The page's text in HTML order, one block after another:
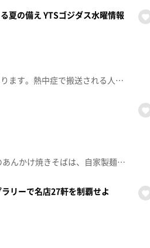
夏の備え YTSゴジダス水曜情報
これからの季節、気温や湿度の上昇により熱中症のリスクが高まります。熱中症で搬送される人の約半数は、自宅や屋内で発生しており、エアコンを適切に使用しないことも一因です。特に山形のような盆地では、日中の熱が夜になっても逃げにくく、就寝中にも注意が必要です。また、高齢者は喉の渇きや暑さを感じにくく、気づいた時には症状が進んでいる場合があります。家族や周囲の人によるこまめな見守り、水分の準備なども大切です。熱中症を防ぐためには、エアコンの適切な使用、こまめな水分補給、冷感グッズの活用など、早めの対策が重要です。もし熱中症が疑われる場合は、涼しい場所へ移動し、衣服を緩めて、首や脇、足の付け根などを冷やしましょう。自分で水分が取れない、反応が鈍いなどの場合は、すぐに119番通報してください。番組では、山形市消防本部の方に熱中症の予防法や応急処置について伺ったほか、暑さ対策グッズも紹介します。正しい知識と早めの備えで、健康的に夏を過ごしましょう。※山形市などでは、健康や医療に関することを相談できる「24時間健康・医療相談サービス」もあります。119番通報を迷う場合などに活用できます。電話：0120-023-660（山形市・山辺町・中山町）
山形県内の人気あんかけ料理を特集。山形市「お食事処 北海」のあんかけ焼きそばは、自家製麺と具だくさんのとろみあんで人気。また、かきたまラーメンもおすすめです。そして「中国料理 林商」は、ふわふわえびチリソースチャーハンが好評で、牛もつ四川風ラーメンも人気。さらに金山町にある人気店「お好み食堂 金多楼」は、スーラータンメン玉子とじ。熱々のスープとこだわりの自家製麺が特徴です。もっちろんニラそばも。家族経営の温かい雰囲気も魅力です。
リーで名店27軒を制覇せよ